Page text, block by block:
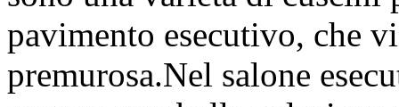
pavimento esecutivo, che
premurosa.Nel salone